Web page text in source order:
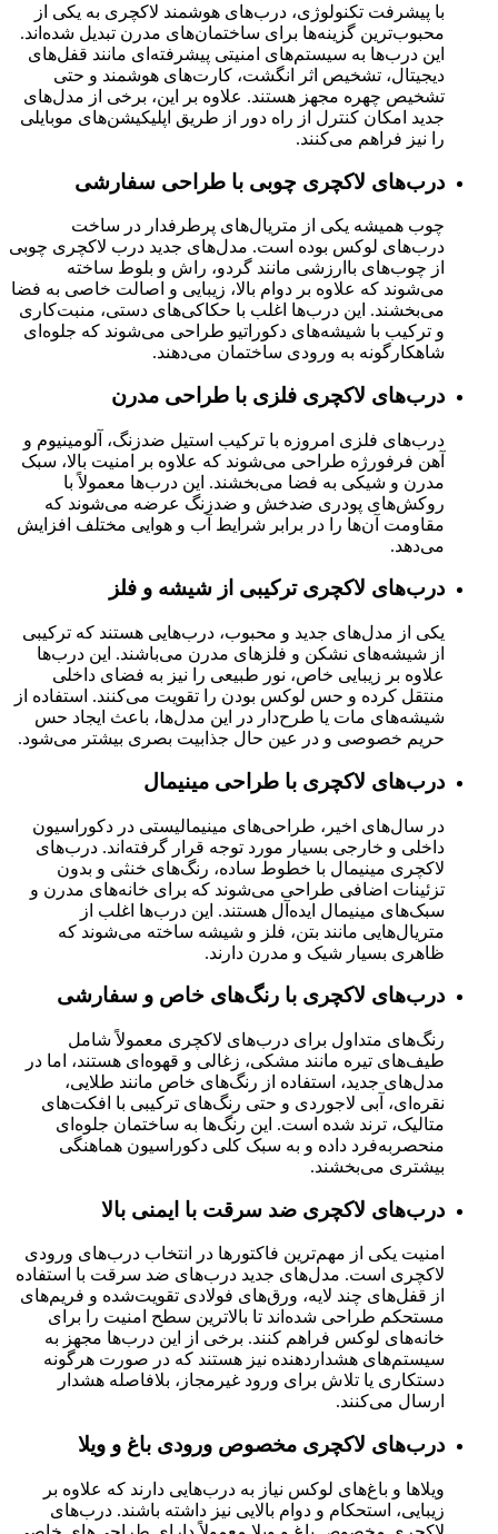
با پیشرفت تکنولوژی، درب‌های هوشمند لاکچری به یکی از
محبوب‌ترین گزینه‌ها برای ساختمان‌های مدرن تبدیل شده‌اند.
این درب‌ها به سیستم‌های امنیتی پیشرفته‌ای مانند قفل‌های
دیجیتال، تشخیص اثر انگشت، کارت‌های هوشمند و حتی
تشخیص چهره مجهز هستند. علاوه بر این، برخی از مدل‌های
جدید امکان کنترل از راه دور از طریق اپلیکیشن‌های موبایلی
را نیز فراهم می‌کنند.
درب‌های لاکچری چوبی با طراحی سفارشی
چوب همیشه یکی از متریال‌های پرطرفدار در ساخت
درب‌های لوکس بوده است. مدل‌های جدید درب لاکچری چوبی
از چوب‌های باارزشی مانند گردو، راش و بلوط ساخته
می‌شوند که علاوه بر دوام بالا، زیبایی و اصالت خاصی به فضا
می‌بخشند. این درب‌ها اغلب با حکاکی‌های دستی، منبت‌کاری
و ترکیب با شیشه‌های دکوراتیو طراحی می‌شوند که جلوه‌ای
شاهکارگونه به ورودی ساختمان می‌دهند.
درب‌های لاکچری فلزی با طراحی مدرن
درب‌های فلزی امروزه با ترکیب استیل ضدزنگ، آلومینیوم و
آهن فرفورژه طراحی می‌شوند که علاوه بر امنیت بالا، سبک
مدرن و شیکی به فضا می‌بخشند. این درب‌ها معمولاً با
روکش‌های پودری ضدخش و ضدزنگ عرضه می‌شوند که
مقاومت آن‌ها را در برابر شرایط آب و هوایی مختلف افزایش
می‌دهد.
درب‌های لاکچری ترکیبی از شیشه و فلز
یکی از مدل‌های جدید و محبوب، درب‌هایی هستند که ترکیبی
از شیشه‌های نشکن و فلزهای مدرن می‌باشند. این درب‌ها
علاوه بر زیبایی خاص، نور طبیعی را نیز به فضای داخلی
منتقل کرده و حس لوکس بودن را تقویت می‌کنند. استفاده از
شیشه‌های مات یا طرح‌دار در این مدل‌ها، باعث ایجاد حس
حریم خصوصی و در عین حال جذابیت بصری بیشتر می‌شود.
درب‌های لاکچری با طراحی مینیمال
در سال‌های اخیر، طراحی‌های مینیمالیستی در دکوراسیون
داخلی و خارجی بسیار مورد توجه قرار گرفته‌اند. درب‌های
لاکچری مینیمال با خطوط ساده، رنگ‌های خنثی و بدون
تزئینات اضافی طراحی می‌شوند که برای خانه‌های مدرن و
سبک‌های مینیمال ایده‌آل هستند. این درب‌ها اغلب از
متریال‌هایی مانند بتن، فلز و شیشه ساخته می‌شوند که
ظاهری بسیار شیک و مدرن دارند.
درب‌های لاکچری با رنگ‌های خاص و سفارشی
رنگ‌های متداول برای درب‌های لاکچری معمولاً شامل
طیف‌های تیره مانند مشکی، زغالی و قهوه‌ای هستند، اما در
مدل‌های جدید، استفاده از رنگ‌های خاص مانند طلایی،
نقره‌ای، آبی لاجوردی و حتی رنگ‌های ترکیبی با افکت‌های
متالیک، ترند شده است. این رنگ‌ها به ساختمان جلوه‌ای
منحصربه‌فرد داده و به سبک کلی دکوراسیون هماهنگی
بیشتری می‌بخشند.
درب‌های لاکچری ضد سرقت با ایمنی بالا
امنیت یکی از مهم‌ترین فاکتورها در انتخاب درب‌های ورودی
لاکچری است. مدل‌های جدید درب‌های ضد سرقت با استفاده
از قفل‌های چند لایه، ورق‌های فولادی تقویت‌شده و فریم‌های
مستحکم طراحی شده‌اند تا بالاترین سطح امنیت را برای
خانه‌های لوکس فراهم کنند. برخی از این درب‌ها مجهز به
سیستم‌های هشداردهنده نیز هستند که در صورت هرگونه
دستکاری یا تلاش برای ورود غیرمجاز، بلافاصله هشدار
ارسال می‌کنند.
درب‌های لاکچری مخصوص ورودی باغ و ویلا
ویلاها و باغ‌های لوکس نیاز به درب‌هایی دارند که علاوه بر
زیبایی، استحکام و دوام بالایی نیز داشته باشند. درب‌های